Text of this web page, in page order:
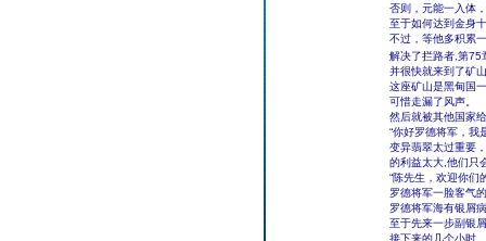
否则，元能一入体
至于如何达到金身
不过，等他多积累
解决了拦路者,第75
并很快就来到了矿
这座矿山是黑甸国
可惜走漏了风声。
然后就被其他国家
“你好罗德将军，我
变异翡翠太过重要
的利益太大,他们只
“陈先生，欢迎你们
罗德将军一脸客气
罗德将军海有银屑
至于先来一步副银
接下来的几个小时。